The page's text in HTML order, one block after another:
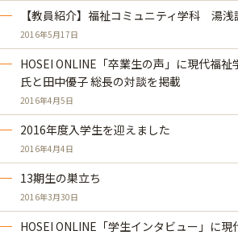
【教員紹介】福祉コミュニティ学科 湯浅
2016年5月17日
HOSEI ONLINE「卒業生の声」に現代福祉
氏と田中優子 総長の対談を掲載
2016年4月5日
2016年度入学生を迎えました
2016年4月4日
13期生の巣立ち
2016年3月30日
HOSEI ONLINE「学生インタビュー」に